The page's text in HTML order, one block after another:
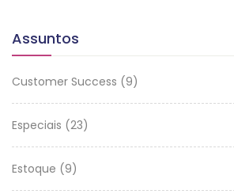
Assuntos
Customer Success (9)
Especiais (23)
Estoque (9)